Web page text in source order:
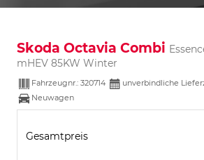
Skoda Octavia Combi
mHEV 85KW Winter
Fahrzeugnr.: 320714 unverbindliche
Neuwagen
Gesamtpreis